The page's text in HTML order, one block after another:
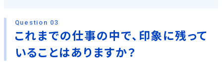
Question 03
これまでの仕事の中で、印象に残って
いることはありますか？